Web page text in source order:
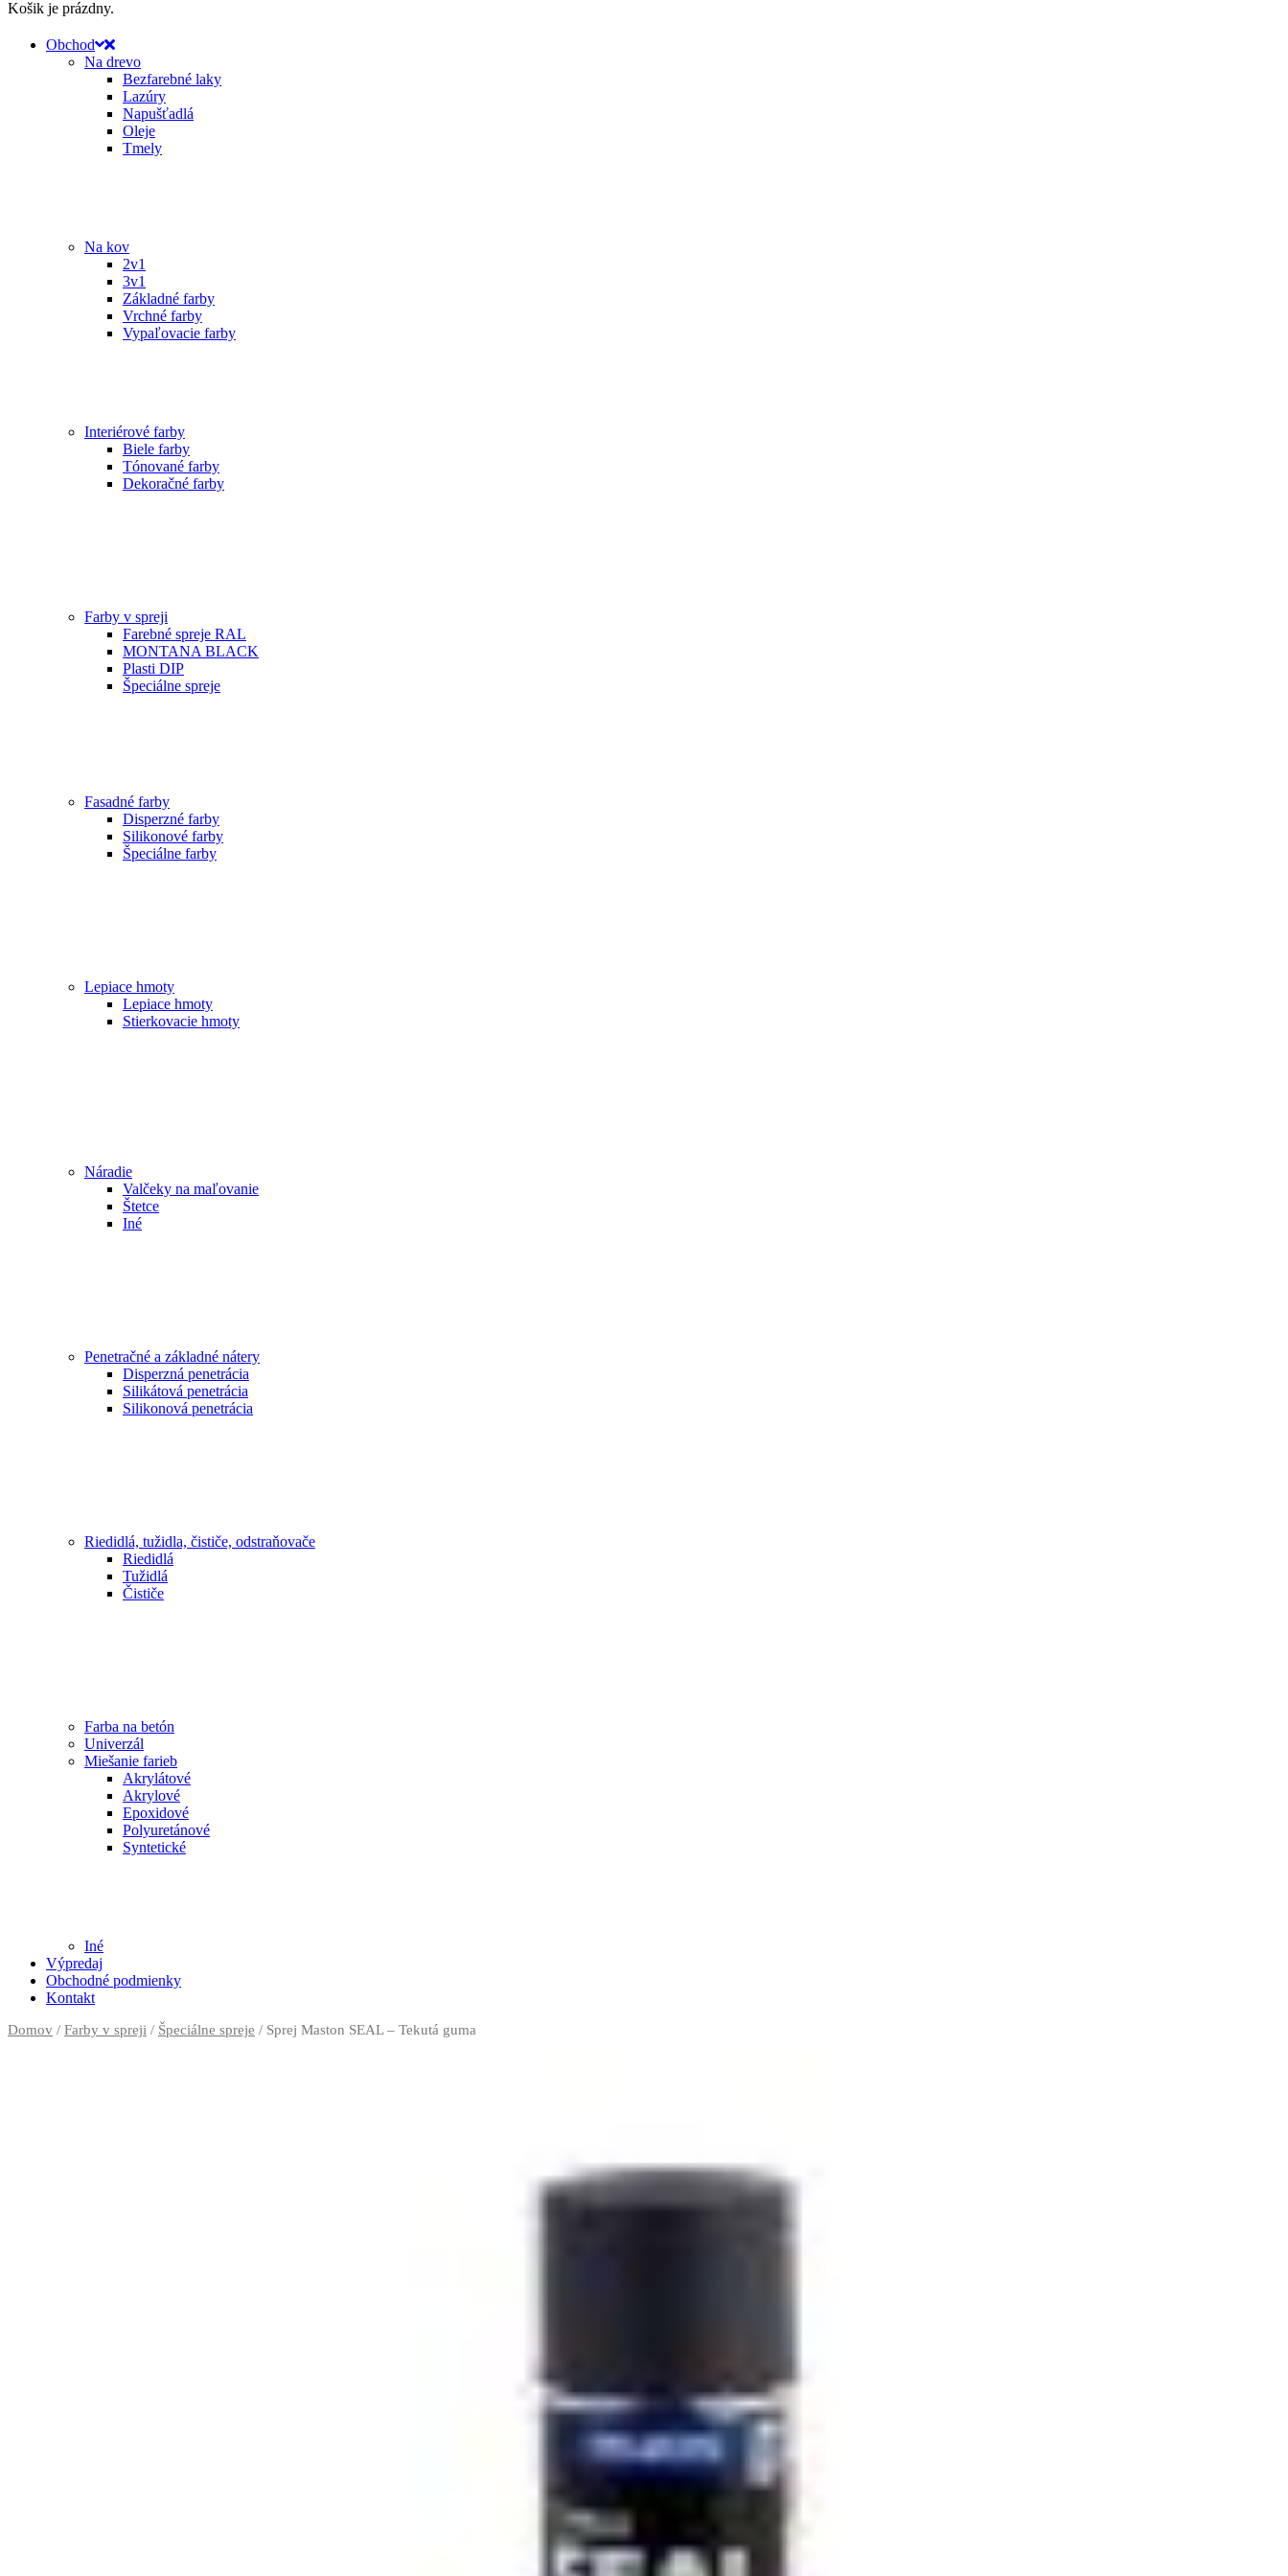
Košik je prázdny.
Obchod
Na drevo
Bezfarebné laky
Lazúry
Napušťadlá
Oleje
Tmely
Na kov
2v1
3v1
Základné farby
Vrchné farby
Vypaľovacie farby
Interiérové farby
Biele farby
Tónované farby
Dekoračné farby
Farby v spreji
Farebné spreje RAL
MONTANA BLACK
Plasti DIP
Špeciálne spreje
Fasadné farby
Disperzné farby
Silikonové farby
Špeciálne farby
Lepiace hmoty
Lepiace hmoty
Stierkovacie hmoty
Náradie
Valčeky na maľovanie
Štetce
Iné
Penetračné a základné nátery
Disperzná penetrácia
Silikátová penetrácia
Silikonová penetrácia
Riedidlá, tužidla, čističe, odstraňovače
Riedidlá
Tužidlá
Čističe
Farba na betón
Univerzál
Miešanie farieb
Akrylátové
Akrylové
Epoxidové
Polyuretánové
Syntetické
Iné
Výpredaj
Obchodné podmienky
Kontakt
Domov / Farby v spreji / Špeciálne spreje / Sprej Maston SEAL – Tekutá guma